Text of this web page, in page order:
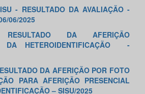
- RESULTADO DA AVALIAÇÃO -
06/2025
RESULTADO DA AFERIÇÃO
DA HETEROIDENTIFICAÇÃO -
DA AFERIÇÃO POR FOTO
PARA AFERIÇÃO PRESENCIAL
– SISU/2025